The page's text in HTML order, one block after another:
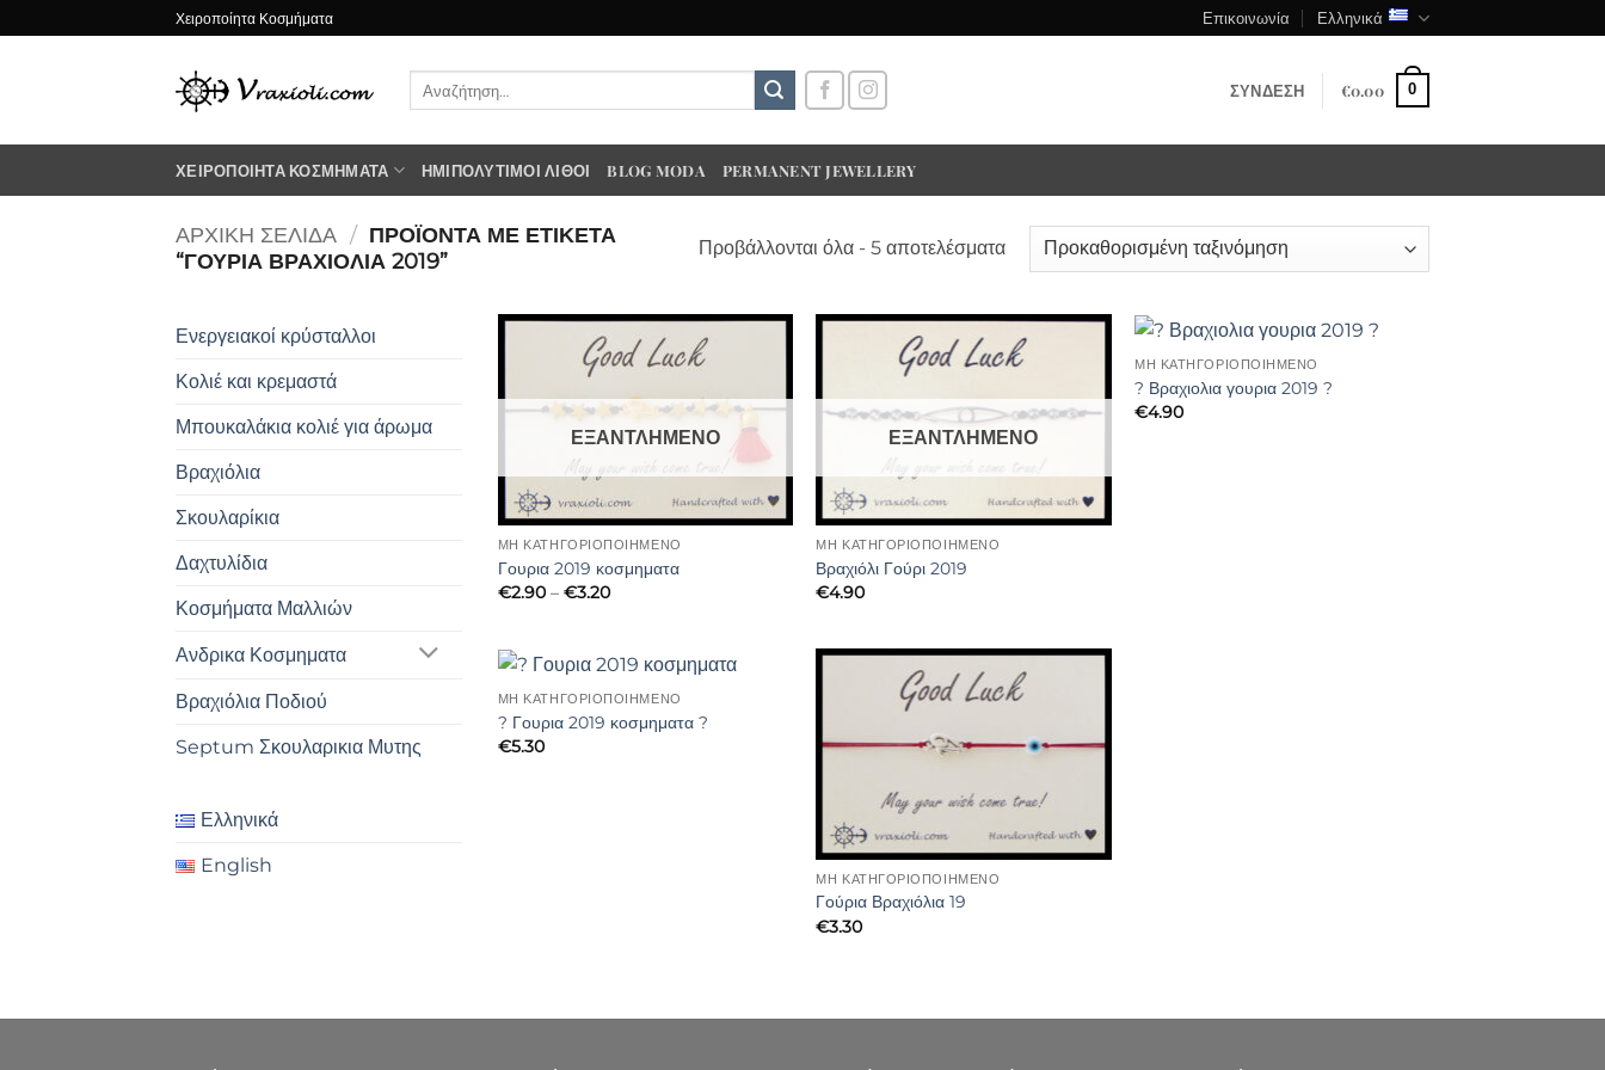
στο
Χειροποίητα Κοσμήματα Επικοινωνία Ελληνικά
ΣΎΝΔΕΣΗ €0.00 0
ΧΕΙΡΟΠΟΊΗΤΑ ΚΟΣΜΉΜΑΤΑ ΗΜΙΠΟΛΎΤΙΜΟΙ ΛΊΘΟΙ BLOG MODA PERMANENT JEWELLERY
ΑΡΧΙΚΉ ΣΕΛΊΔΑ / ΠΡΟΪΌΝΤΑ ΜΕ ΕΤΙΚΈΤΑ
“ΓΟΥΡΙΑ ΒΡΑΧΙΟΛΙΑ 2019”
Προβάλλονται όλα - 5 αποτελέσματα
Ενεργειακοί κρύσταλλοι
Κολιέ και κρεμαστά
Μπουκαλάκια κολιέ για άρωμα
Βραχιόλια
Σκουλαρίκια
Δαχτυλίδια
Κοσμήματα Μαλλιών
Ανδρικα Κοσμηματα
Βραχιόλια Ποδιού
Septum Σκουλαρικια Μυτης
Ελληνικά
English
ΕΞΑΝΤΛΗΜΈΝΟ
ΜΗ ΚΑΤΗΓΟΡΙΟΠΟΙΗΜΈΝΟ
Γουρια 2019 κοσμηματα
€2.90 – €3.20Price
€3.20
ΕΞΑΝΤΛΗΜΈΝΟ
ΜΗ ΚΑΤΗΓΟΡΙΟΠΟΙΗΜΈΝΟ
Βραχιόλι Γούρι 2019
€4.90
ΜΗ ΚΑΤΗΓΟΡΙΟΠΟΙΗΜΈΝΟ
? Βραχιολια γουρια 2019 ?
€4.90
ΜΗ ΚΑΤΗΓΟΡΙΟΠΟΙΗΜΈΝΟ
? Γουρια 2019 κοσμηματα ?
€5.30
ΜΗ ΚΑΤΗΓΟΡΙΟΠΟΙΗΜΈΝΟ
Γούρια Βραχιόλια 19
€3.30